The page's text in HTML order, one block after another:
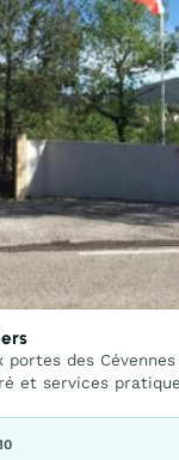
portes des
et services